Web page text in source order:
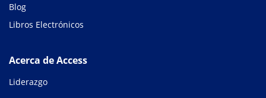
Blog
Libros Electrónicos
Acerca de Access
Liderazgo